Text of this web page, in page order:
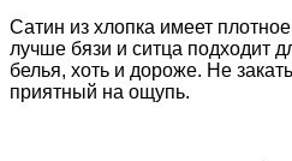
Сатин из хлопка имеет
лучше бязи и ситца подходит
белья, хоть и дороже. Не
приятный на ощупь.